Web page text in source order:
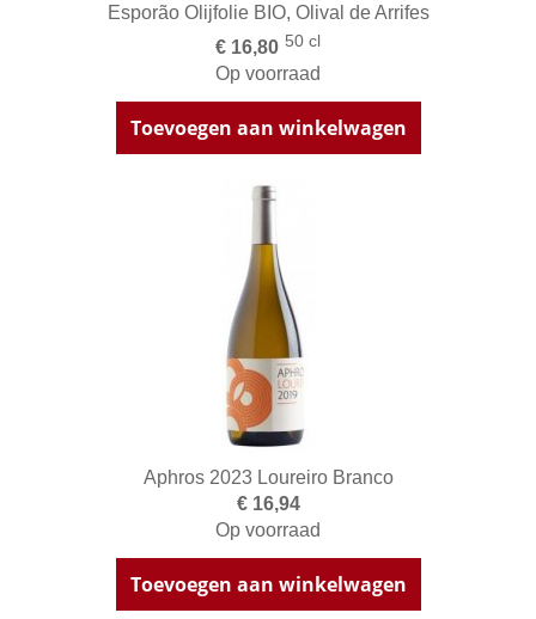
Esporão Olijfolie BIO, Olival de Arrifes
€ 16,80 50 cl
Op voorraad
Toevoegen aan winkelwagen
Aphros 2023 Loureiro Branco
€ 16,94
Op voorraad
Toevoegen aan winkelwagen